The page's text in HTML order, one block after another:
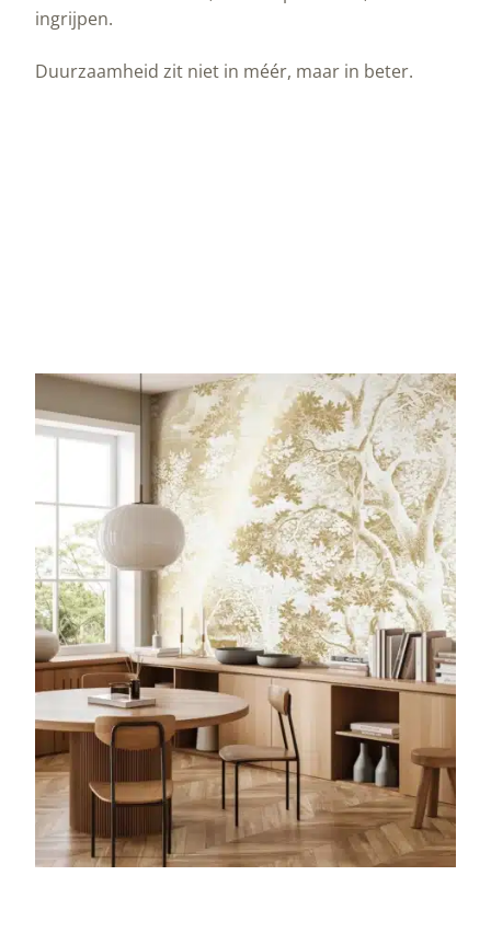
ingrijpen.
Duurzaamheid zit niet in méér, maar in beter.